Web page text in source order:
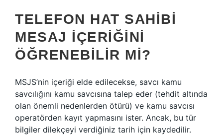
TELEFON HAT SAHIBI
MESAJ IÇERIĞINI
ÖĞRENEBILIR MI?
MSJS’nin içeriği elde edilecekse, savcı kamu
savcılığını kamu savcısına talep eder (tehdit altında
olan önemli nedenlerden ötürü) ve kamu savcısı
operatörden kayıt yapmasını ister. Ancak, bu tür
bilgiler dilekçeyi verdiğiniz tarih için kaydedilir.